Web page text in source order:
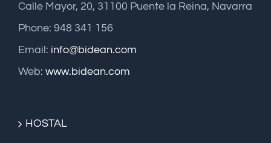
Calle Mayor, 20, 31100 Puente la Reina, Navarra
Phone: 948 341 156
Email: info@bidean.com
Web: www.bidean.com
HOSTAL